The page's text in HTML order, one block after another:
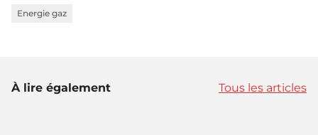
Energie gaz
À lire également Tous les articles